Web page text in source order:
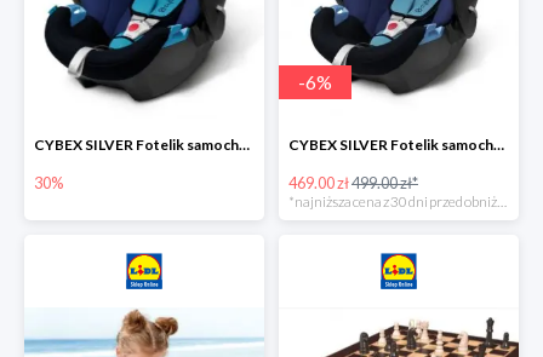
CYBEX SILVER Fotelik samochodowy -30%
30%
-6%
CYBEX SILVER Fotelik samochodowy + dostawa gratis!
469.00 zł499.00 zł*
*najniższa cena z 30 dni przed obniżką